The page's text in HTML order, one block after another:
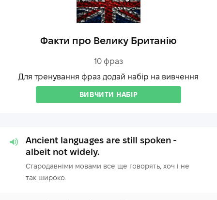
Факти про Велику Британію
10 фраз
Для тренування фраз додай набір на вивчення
ВИВЧИТИ НАБІР
Ancient languages are still spoken -
albeit not widely.
Стародавніми мовами все ще говорять, хоч і не
так широко.